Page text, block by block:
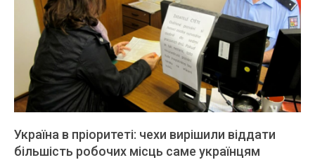
Україна в пріоритеті: чехи вирішили віддати
більшість робочих місць саме українцям